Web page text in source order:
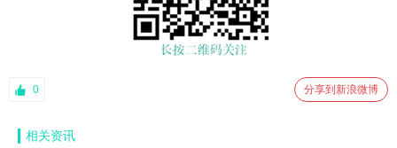
0 分享到新浪微博
相关资讯